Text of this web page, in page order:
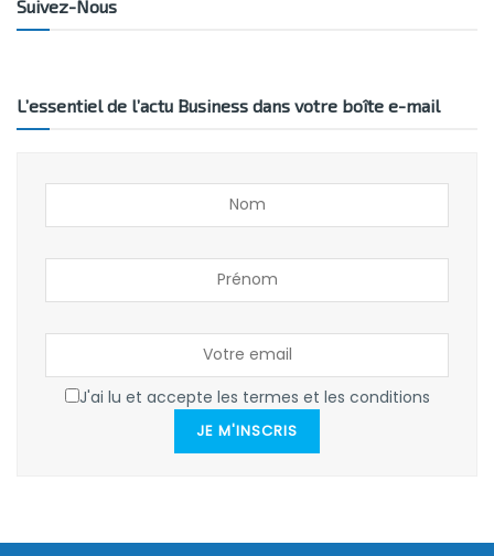
Suivez-Nous
L’essentiel de l’actu Business dans votre boîte e-mail
J'ai lu et accepte les termes et les conditions
JE M'INSCRIS